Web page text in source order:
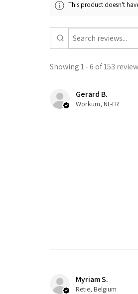
This product doesn't
Showing 1 - 6 of 153
Gerard B.
Workum, NL-FR
Myriam S.
Retie, Belgium